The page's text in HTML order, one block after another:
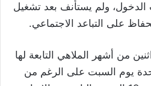
الدخول، ولم يستأنف بعد تشغيل
على التباعد الاجتماعي.
من أشهر الملاهي التابعة لها
يوم السبت على الرغم من